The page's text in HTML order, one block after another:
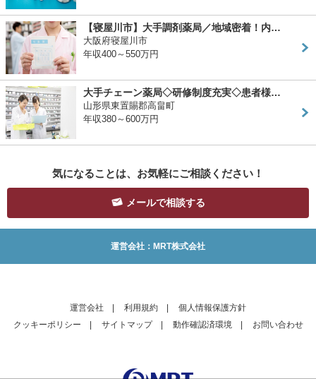
【寝屋川市】大手調剤薬局／地域密着！内…
大阪府寝屋川市
年収400～550万円
大手チェーン薬局◇研修制度充実◇患者様…
山形県東置賜郡高畠町
年収380～600万円
気になることは、お気軽にご相談ください！
メールで相談する
運営会社：MRT株式会社
運営会社 利用規約
個人情報保護方針
クッキーポリシー
サイトマップ| 動作確認済環境| お問い合わせ